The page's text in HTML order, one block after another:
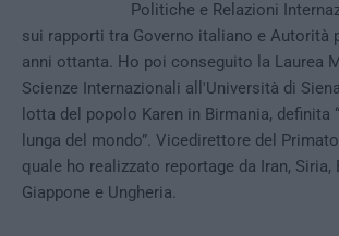
Politiche e Relazioni
sui rapporti tra Governo italiano e Autorità
anni ottanta. Ho poi conseguito la Laurea
Scienze Internazionali all'Università di
lotta del popolo Karen in Birmania, definita
lunga del mondo”. Vicedirettore del
quale ho realizzato reportage da Iran, Siria,
Giappone e Ungheria.